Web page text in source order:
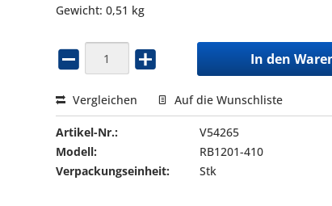
Gewicht: 0,51 kg
In den
Vergleichen Auf die Wunschliste
Artikel-Nr.:
V54265
Modell:
RB1201-410
Verpackungseinheit:
Stk